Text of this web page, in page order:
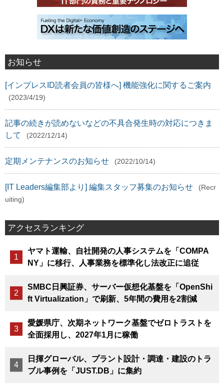
お知らせ
[インプレスID読者会員の皆様へ] 機能強化に関するご案内
(2023/4/19)
記事の続きが読めないなどの不具合発生時の対応につきま
して
(2022/12/14)
定期メンテナンスのお知らせ (2022/10/14)
[IT Leaders編集部より] 編集スタッフ募集のお知らせ
(Recr
uiting)
アクセスランキング
ヤマト運輸、自社開発の人事システムを「COMPA
NY」に移行、人事業務を標準化し法改正に追従
SMBC日興証券、サーバー仮想化基盤を「OpenShi
ft Virtualization」で刷新、5年間の費用を2割減
愛媛県庁、次期ネットワーク基盤でゼロトラストを
全面採用し、2027年1月に稼働
日揮グローバル、プラント設計・調達・建設のトラ
ブル事例を「JUST.DB」に集約